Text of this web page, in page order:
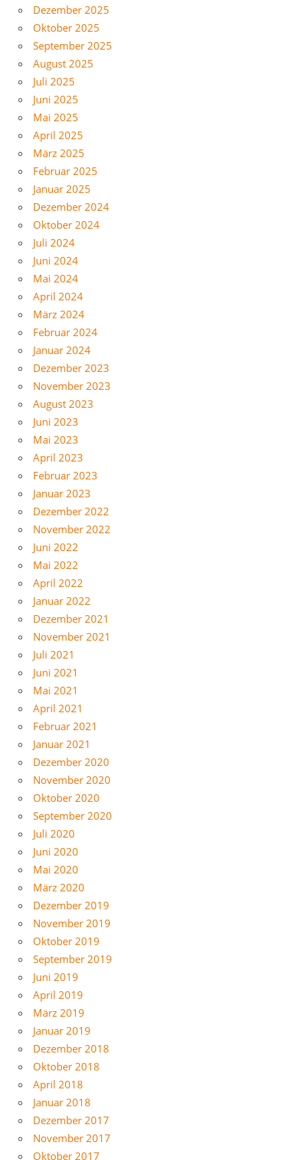
Dezember 2025
Oktober 2025
September 2025
August 2025
Juli 2025
Juni 2025
Mai 2025
April 2025
März 2025
Februar 2025
Januar 2025
Dezember 2024
Oktober 2024
Juli 2024
Juni 2024
Mai 2024
April 2024
März 2024
Februar 2024
Januar 2024
Dezember 2023
November 2023
August 2023
Juni 2023
Mai 2023
April 2023
Februar 2023
Januar 2023
Dezember 2022
November 2022
Juni 2022
Mai 2022
April 2022
Januar 2022
Dezember 2021
November 2021
Juli 2021
Juni 2021
Mai 2021
April 2021
Februar 2021
Januar 2021
Dezember 2020
November 2020
Oktober 2020
September 2020
Juli 2020
Juni 2020
Mai 2020
März 2020
Dezember 2019
November 2019
Oktober 2019
September 2019
Juni 2019
April 2019
März 2019
Januar 2019
Dezember 2018
Oktober 2018
April 2018
Januar 2018
Dezember 2017
November 2017
Oktober 2017